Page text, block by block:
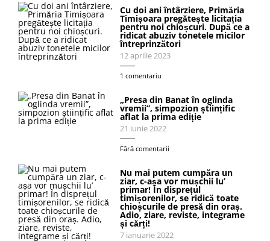
Cu doi ani întârziere, Primăria
Timișoara pregătește licitația
pentru noi chioșcuri. După ce a
ridicat abuziv tonetele micilor
întreprinzători
12 aprilie 2023
1 comentariu
„Presa din Banat în oglinda
vremii”, simpozion științific
aflat la prima ediție
21 iunie 2022
Fără comentarii
Nu mai putem cumpăra un
ziar, c-așa vor mușchii lu’
primar! În disprețul
timișorenilor, se ridică toate
chioșcurile de presă din oraș.
Adio, ziare, reviste, integrame
și cărți!
7 ianuarie 2022